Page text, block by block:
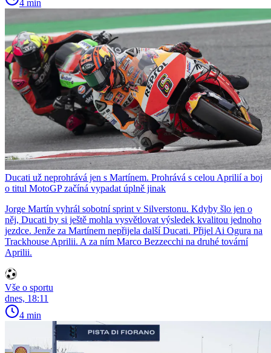
4 min
Ducati už neprohrává jen s Martínem. Prohrává s celou Aprilií a boj
o titul MotoGP začíná vypadat úplně jinak
Jorge Martín vyhrál sobotní sprint v Silverstonu. Kdyby šlo jen o
něj, Ducati by si ještě mohla vysvětlovat výsledek kvalitou jednoho
jezdce. Jenže za Martínem nepřijela další Ducati. Přijel Ai Ogura na
Trackhouse Aprilii. A za ním Marco Bezzecchi na druhé tovární
Aprilii.
Vše o sportu
dnes, 18:11
4 min